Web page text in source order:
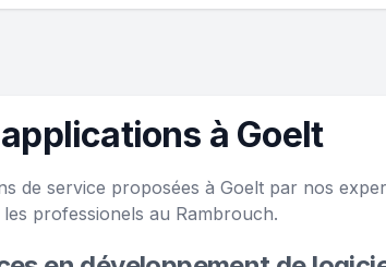
à Goelt
de service proposées à Goelt par nos
professionels au Rambrouch.